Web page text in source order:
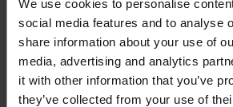
We use cookies to personalise
social media features and to analyse
share information about your use of
media, advertising and analytics
it with other information that you’ve
they’ve collected from your use of
Gerelateerde